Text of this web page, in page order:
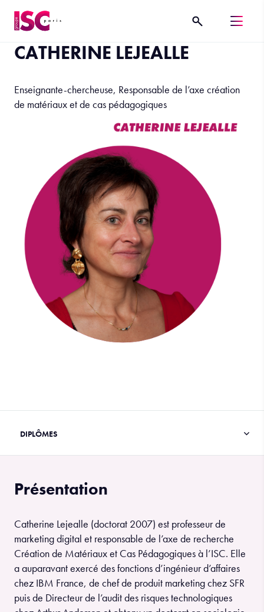
CATHERINE LEJEALLE
Enseignante-chercheuse, Responsable de l’axe création
de matériaux et de cas pédagogiques
Présentation
Catherine Lejealle (doctorat 2007) est professeur de
marketing digital et responsable de l’axe de recherche
Création de Matériaux et Cas Pédagogiques à l’ISC. Elle
a auparavant exercé des fonctions d’ingénieur d’affaires
chez IBM France, de chef de produit marketing chez SFR
puis de Directeur de l’audit des risques technologiques